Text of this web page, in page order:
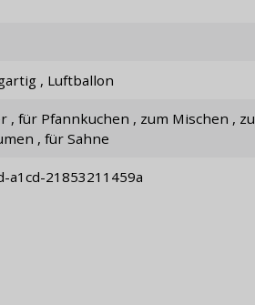
, Luftballon
, für Sahne
a1cd-21853211459a